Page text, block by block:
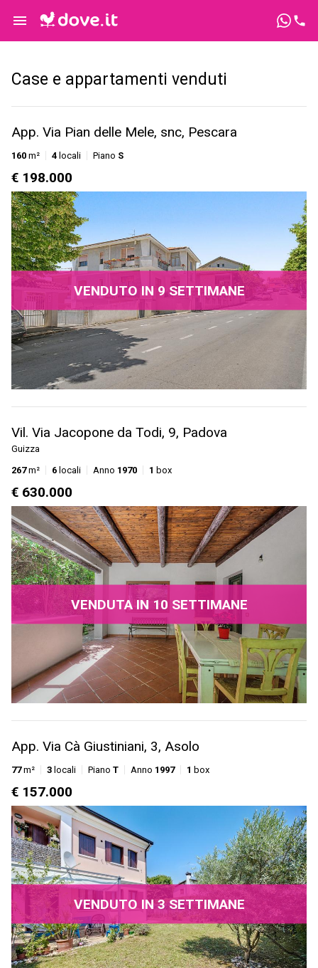
Case e appartamenti venduti
App. Via Pian delle Mele, snc, Pescara
160 m² 4 locali Piano S
€ 198.000
VENDUTO IN 9 SETTIMANE
Vil. Via Jacopone da Todi, 9, Padova
Guizza
267m² 6 locali Anno 1970 1 box
€ 630.000
VENDUTA IN 10 SETTIMANE
App. Via Cà Giustiniani, 3, Asolo
77m² 3 locali Piano T Anno 1997 1 box
€ 157.000
VENDUTO IN 3 SETTIMANE